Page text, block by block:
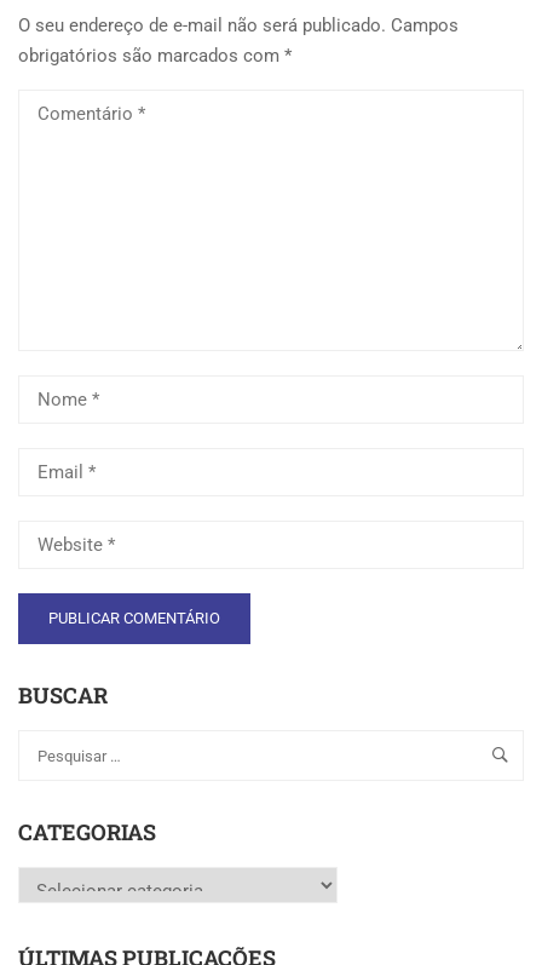
O seu endereço de e-mail não será publicado. Campos
obrigatórios são marcados com *
BUSCAR
CATEGORIAS
Categorias
ÚLTIMAS PUBLICAÇÕES